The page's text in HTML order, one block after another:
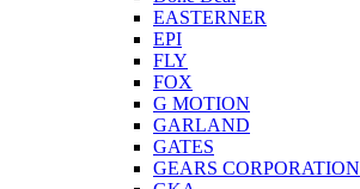
EASTERNER
EPI
FLY
FOX
G MOTION
GARLAND
GATES
GEARS CORPORATION